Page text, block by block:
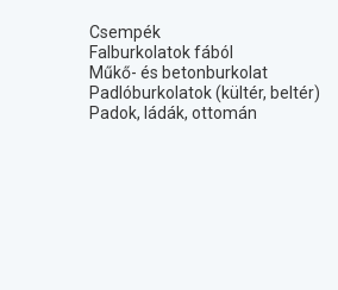
Csempék
Falburkolatok fából
Műkő- és betonburkolat
Padlóburkolatok (kültér, beltér)
Padok, ládák, ottomán